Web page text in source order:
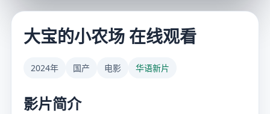
大宝的小农场 在线观看
2024年 国产 电影 华语新片
影片简介